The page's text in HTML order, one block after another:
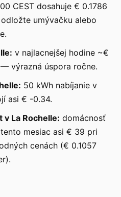
CEST dosahuje € 0.1786
umývačku alebo
v najlacnejšej hodine ~€
výrazná úspora ročne.
50 kWh nabíjanie v
asi € -0.34.
v La Rochelle: domácnosť
mesiac asi € 39 pri
cenách (€ 0.1057